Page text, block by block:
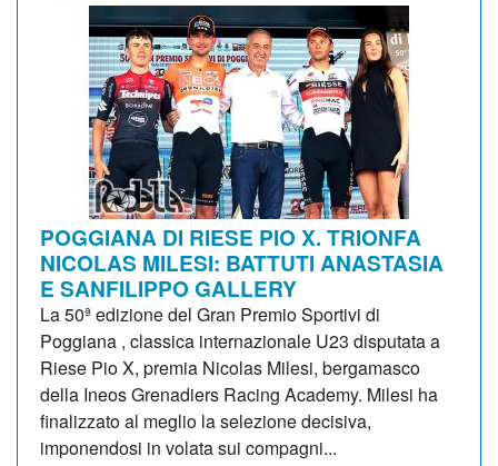
POGGIANA DI RIESE PIO X. TRIONFA
NICOLAS MILESI: BATTUTI ANASTASIA
E SANFILIPPO GALLERY
La 50ª edizione del Gran Premio Sportivi di
Poggiana , classica internazionale U23 disputata a
Riese Pio X, premia Nicolas Milesi, bergamasco
della Ineos Grenadiers Racing Academy. Milesi ha
finalizzato al meglio la selezione decisiva,
imponendosi in volata sui compagni...